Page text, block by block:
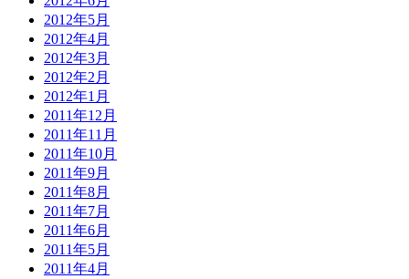
2012年5月
2012年4月
2012年3月
2012年2月
2012年1月
2011年12月
2011年11月
2011年10月
2011年9月
2011年8月
2011年7月
2011年6月
2011年5月
2011年4月